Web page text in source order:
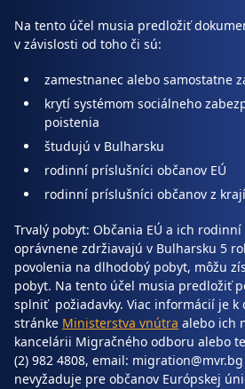
Na tento účel musia predložiť
v závislosti od toho či sú:
zamestnanec alebo samostatne
krytí systémom sociálneho
poistenia
študujú v Bulharsku
rodinní príslušníci občanov EÚ
rodinní príslušníci občanov z
Trvalý pobyt: Občania EÚ a ich
oprávnene zdržiavajú v Bulharsku 5
povolenia na dlhodobý pobyt, môžu
pobyt. Na tento účel musia predložiť
splniť požiadavky. Viac informácií je k
stránke Ministerstva vnútra alebo ich
kancelárii Migračného odboru alebo
(2) 982 4808, email:
nevyžaduje pre občanov Európskej